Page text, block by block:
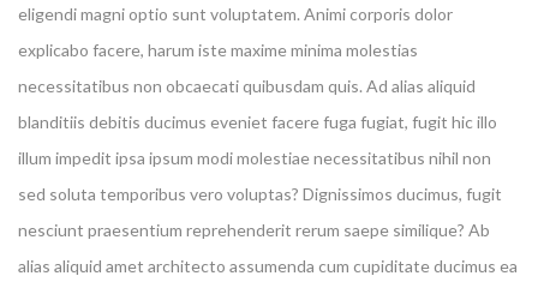
eligendi magni optio sunt voluptatem. Animi corporis dolor
explicabo facere, harum iste maxime minima molestias
necessitatibus non obcaecati quibusdam quis. Ad alias aliquid
blanditiis debitis ducimus eveniet facere fuga fugiat, fugit hic illo
illum impedit ipsa ipsum modi molestiae necessitatibus nihil non
sed soluta temporibus vero voluptas? Dignissimos ducimus, fugit
nesciunt praesentium reprehenderit rerum saepe similique? Ab
alias aliquid amet architecto assumenda cum cupiditate ducimus ea